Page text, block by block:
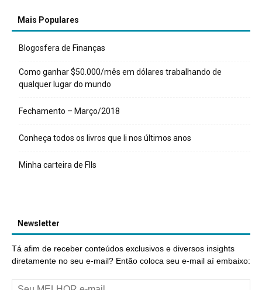
Mais Populares
Blogosfera de Finanças
Como ganhar $50.000/mês em dólares trabalhando de
qualquer lugar do mundo
Fechamento – Março/2018
Conheça todos os livros que li nos últimos anos
Minha carteira de FIIs
Newsletter
Tá afim de receber conteúdos exclusivos e diversos insights
diretamente no seu e-mail? Então coloca seu e-mail aí embaixo: